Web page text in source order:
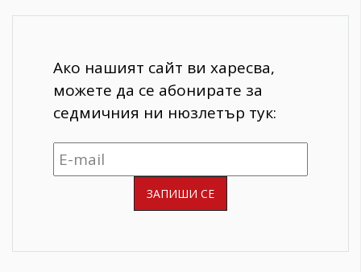
Ако нашият сайт ви харесва,
можете да се абонирате за
седмичния ни нюзлетър тук: